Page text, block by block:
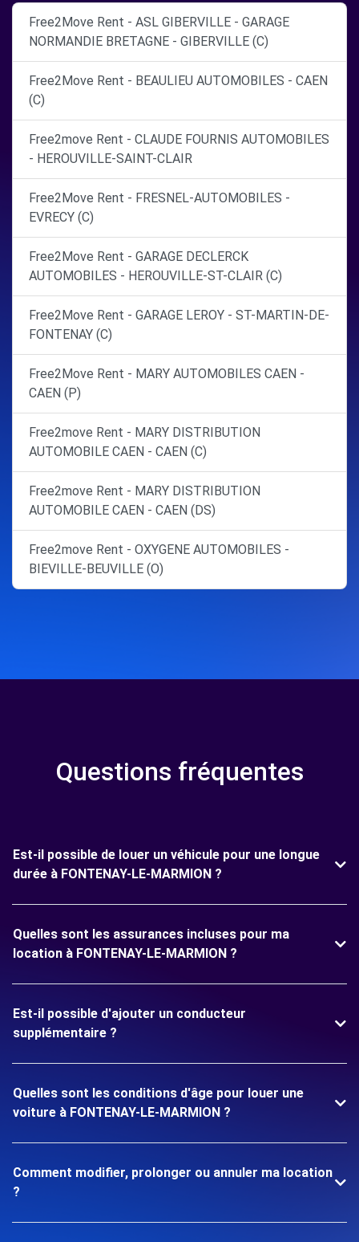
Free2Move Rent - ASL GIBERVILLE - GARAGE
NORMANDIE BRETAGNE - GIBERVILLE (C)
Free2Move Rent - BEAULIEU AUTOMOBILES - CAEN
(C)
Free2move Rent - CLAUDE FOURNIS AUTOMOBILES
- HEROUVILLE-SAINT-CLAIR
Free2Move Rent - FRESNEL-AUTOMOBILES -
EVRECY (C)
Free2Move Rent - GARAGE DECLERCK
AUTOMOBILES - HEROUVILLE-ST-CLAIR (C)
Free2Move Rent - GARAGE LEROY - ST-MARTIN-DE-
FONTENAY (C)
Free2Move Rent - MARY AUTOMOBILES CAEN -
CAEN (P)
Free2move Rent - MARY DISTRIBUTION
AUTOMOBILE CAEN - CAEN (C)
Free2move Rent - MARY DISTRIBUTION
AUTOMOBILE CAEN - CAEN (DS)
Free2move Rent - OXYGENE AUTOMOBILES -
BIEVILLE-BEUVILLE (O)
Questions fréquentes
Est-il possible de louer un véhicule pour une longue
durée à FONTENAY-LE-MARMION ?
Quelles sont les assurances incluses pour ma
location à FONTENAY-LE-MARMION ?
Est-il possible d'ajouter un conducteur
supplémentaire ?
Quelles sont les conditions d'âge pour louer une
voiture à FONTENAY-LE-MARMION ?
Comment modifier, prolonger ou annuler ma location
?